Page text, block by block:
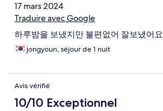
17 mars 2024
Traduire avec Google
하루밤을 보냈지만 불편없어 잘보냈어요
jongyoun, séjour de 1 nuit
Avis vérifié
10/10 Exceptionnel